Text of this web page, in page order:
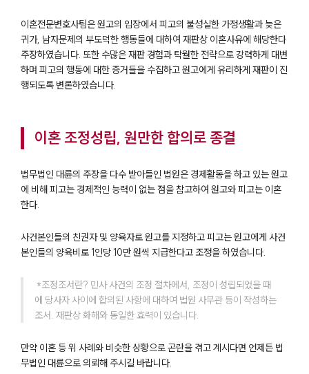
부소개
대륜의 강점
글로벌 파트너 로펌
고객의 소리
업무사례
이혼 주요 업무사례
사례분석/최신동향
이혼 법률정보
이혼소송·상담후기
이혼전문변호사팀은 원고의 입장에서 피고의 불성실한 가정생활과 늦은
귀가, 남자문제의 부도덕한 행동들에 대하여 재판상 이혼사유에 해당한다
주장하였습니다. 또한 수많은 재판 경험과 탁월한 전략으로 강력하게 대변
하며 피고의 행동에 대한 증거들을 수집하고 원고에게 유리하게 재판이 진
행되도록 변론하였습니다.
이혼 조정성립, 원만한 합의로 종결
법무법인 대륜의 주장을 다수 받아들인 법원은 경제활동을 하고 있는 원고
에 비해 피고는 경제적인 능력이 없는 점을 참고하여 원고와 피고는 이혼
한다.
사건본인들의 친권자 및 양육자로 원고를 지정하고 피고는 원고에게 사건
본인들의 양육비로 1인당 10만 원씩 지급한다고 조정을 하였습니다.
에 당사자 사이에 합의된 사항에 대하여 법원 사무관 등이 작성하는
조서. 재판상 화해와 동일한 효력이 있습니다.
만약 이혼 등 위 사례와 비슷한 상황으로 곤란을 겪고 계시다면 언제든 법
무법인 대륜으로 의뢰해 주시길 바랍니다.